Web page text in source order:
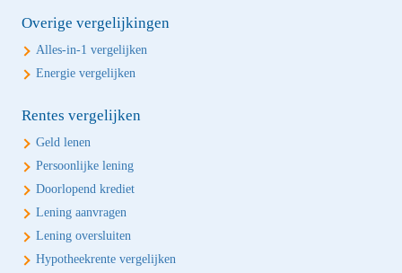
Overige vergelijkingen
Alles-in-1 vergelijken
Energie vergelijken
Rentes vergelijken
Geld lenen
Persoonlijke lening
Doorlopend krediet
Lening aanvragen
Lening oversluiten
Hypotheekrente vergelijken